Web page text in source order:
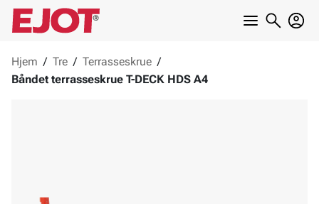
Hjem / Tre / Terrasseskrue /
Båndet terrasseskrue T-DECK HDS A4